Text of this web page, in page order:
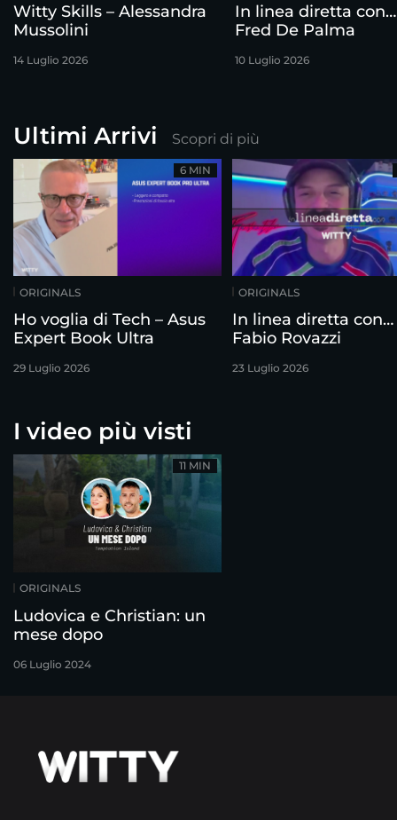
Witty Skills – Alessandra
Mussolini
14 Luglio 2026
In linea diretta con…
Fred De Palma
10 Luglio 2026
Ultimi Arrivi Scopri di più
ORIGINALS
Ho voglia di Tech – Asus
Expert Book Ultra
29 Luglio 2026
6 MIN
ORIGINALS
In linea diretta con…
Fabio Rovazzi
23 Luglio 2026
I video più visti
ORIGINALS
Ludovica e Christian: un
mese dopo
06 Luglio 2024
11 MIN